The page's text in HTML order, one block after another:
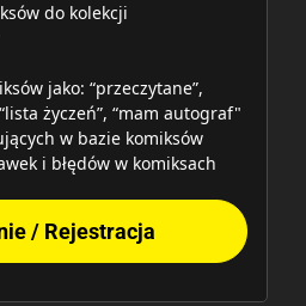
do kolekcji
jako: “przeczytane”,
życzeń”, “mam autograf"
w bazie komiksów
i błędów w komiksach
/ Rejestracja